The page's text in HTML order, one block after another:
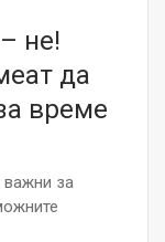
не!
да
време
важни за